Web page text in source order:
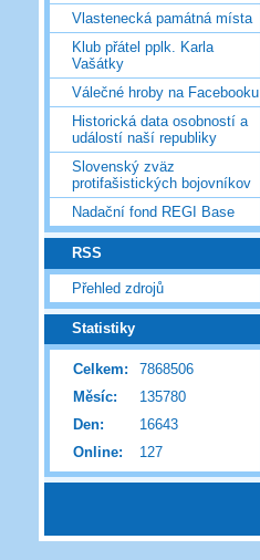
Vlastenecká památná místa
Klub přátel pplk. Karla
Vašátky
Válečné hroby na Facebooku
Historická data osobností a
událostí naší republiky
Slovenský zväz
protifašistických bojovníkov
Nadační fond REGI Base
RSS
Přehled zdrojů
Statistiky
Online: 127
Celkem:
7868506
Měsíc:
135780
Den:
16643